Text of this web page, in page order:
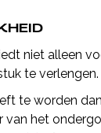
niet alleen
te verlengen.
te worden
van het